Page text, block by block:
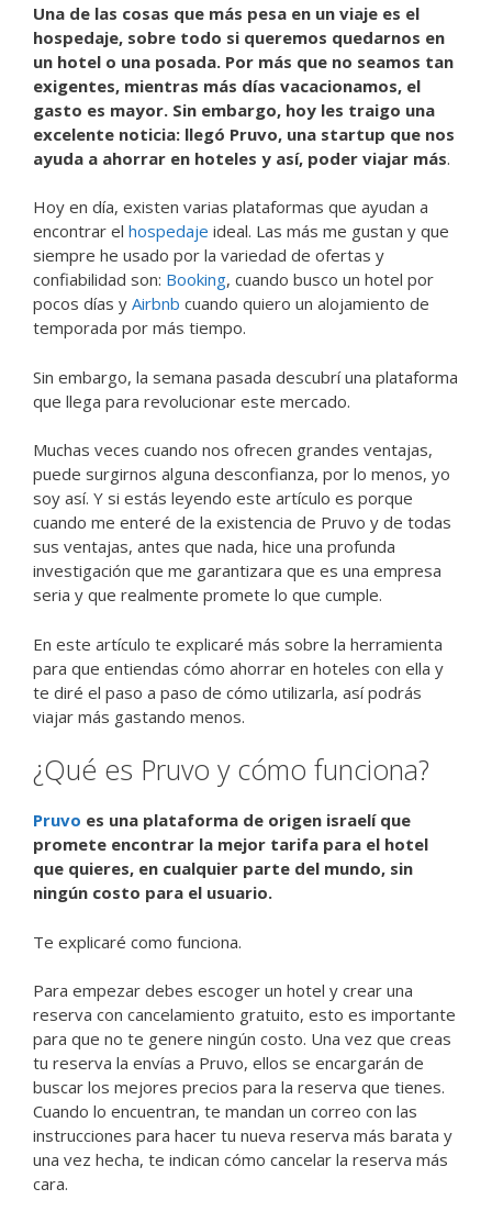
Una de las cosas que más pesa en un viaje es el
hospedaje, sobre todo si queremos quedarnos en
un hotel o una posada. Por más que no seamos tan
exigentes, mientras más días vacacionamos, el
gasto es mayor. Sin embargo, hoy les traigo una
excelente noticia: llegó Pruvo, una startup que nos
ayuda a ahorrar en hoteles y así, poder viajar más.
Hoy en día, existen varias plataformas que ayudan a
encontrar el hospedaje ideal. Las más me gustan y que
siempre he usado por la variedad de ofertas y
confiabilidad son: Booking, cuando busco un hotel por
pocos días y Airbnb cuando quiero un alojamiento de
temporada por más tiempo.
Sin embargo, la semana pasada descubrí una plataforma
que llega para revolucionar este mercado.
Muchas veces cuando nos ofrecen grandes ventajas,
puede surgirnos alguna desconfianza, por lo menos, yo
soy así. Y si estás leyendo este artículo es porque
cuando me enteré de la existencia de Pruvo y de todas
sus ventajas, antes que nada, hice una profunda
investigación que me garantizara que es una empresa
seria y que realmente promete lo que cumple.
En este artículo te explicaré más sobre la herramienta
para que entiendas cómo ahorrar en hoteles con ella y
te diré el paso a paso de cómo utilizarla, así podrás
viajar más gastando menos.
¿Qué es Pruvo y cómo funciona?
Pruvo es una plataforma de origen israelí que
promete encontrar la mejor tarifa para el hotel
que quieres, en cualquier parte del mundo, sin
ningún costo para el usuario.
Te explicaré como funciona.
Para empezar debes escoger un hotel y crear una
reserva con cancelamiento gratuito, esto es importante
para que no te genere ningún costo. Una vez que creas
tu reserva la envías a Pruvo, ellos se encargarán de
buscar los mejores precios para la reserva que tienes.
Cuando lo encuentran, te mandan un correo con las
instrucciones para hacer tu nueva reserva más barata y
una vez hecha, te indican cómo cancelar la reserva más
cara.